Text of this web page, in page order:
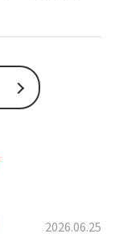
2026.06.25